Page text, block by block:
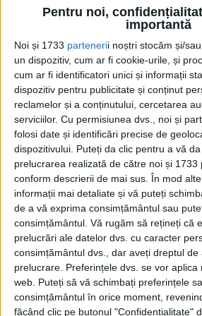
Pentru noi,
importantă
Noi și 1733 partenerii noștri stocăm și/
un dispozitiv, cum ar fi cookie-urile, și
cum ar fi identificatori unici și informații
dispozitiv pentru publicitate și conținut
reclamelor și a conținutului, cercetarea
serviciilor. Cu permisiunea dvs., noi și
folosi date și identificări precise de
dispozitivului. Puteți da clic pentru a vă
prelucrarea realizată de către noi și 1733
conform descrierii de mai sus. În mod
informații mai detaliate și vă puteți
de a vă exprima consimțământul sau
consimțământul. Vă rugăm să rețineți că
prelucrări ale datelor dvs. cu caracter
consimțământul dvs., dar aveți dreptul
prelucrare. Preferințele dvs. se vor aplica
web. Puteți să vă schimbați preferințele
consimțământul în orice moment,
făcând clic pe butonul "Confidențialitate"
pipăit-o pe șefa guvernului danez în
Fostul premier danez Helle Thorning-
memoriile sale că a fost victima
incalificabil...
Cea mai mare revistă de istorie din
Media KIT
PORTOFOLIU